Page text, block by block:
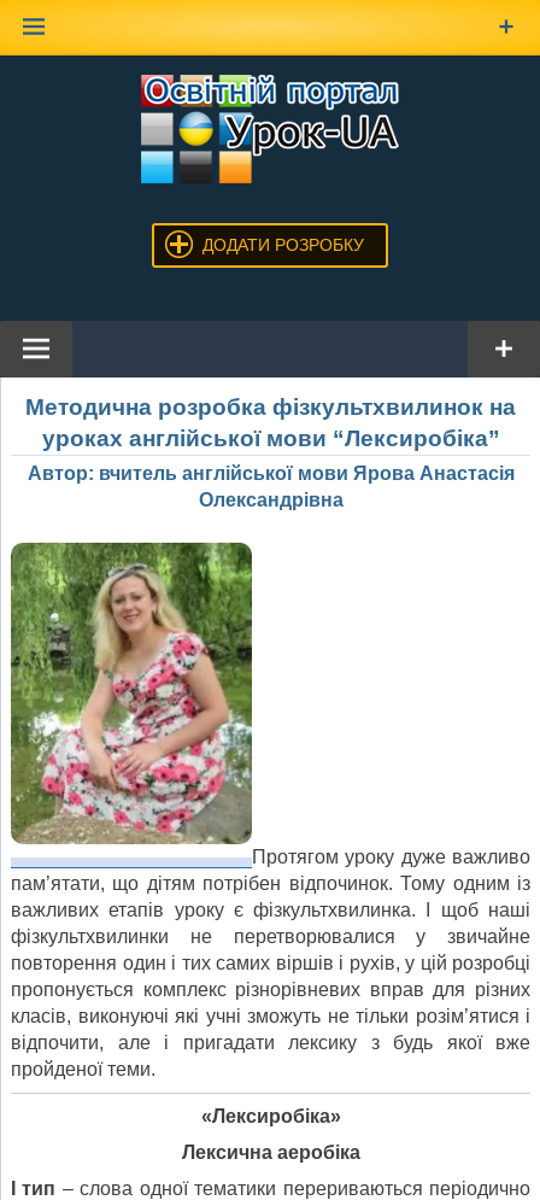
ДОДАТИ РОЗРОБКУ
Методична розробка фізкультхвилинок на
уроках англійської мови “Лексиробіка”
Автор: вчитель англійської мови Ярова Анастасія
Олександрівна
Протягом уроку дуже важливо
пам’ятати, що дітям потрібен відпочинок. Тому одним із
важливих етапів уроку є фізкультхвилинка. І щоб наші
фізкультхвилинки не перетворювалися у звичайне
повторення один і тих самих віршів і рухів, у цій розробці
пропонується комплекс різнорівневих вправ для різних
класів, виконуючі які учні зможуть не тільки розім’ятися і
відпочити, але і пригадати лексику з будь якої вже
пройденої теми.
«Лексиробіка»
Лексична аеробіка
І тип – слова одної тематики перериваються періодично